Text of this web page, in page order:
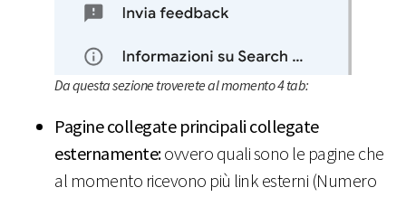
Da questa sezione troverete al momento 4 tab:
Pagine collegate principali collegate
esternamente:ovvero quali sono le pagine che
al momento ricevono più link esterni (Numero